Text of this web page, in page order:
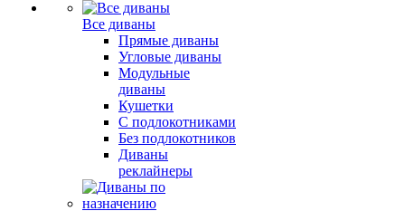
Все диваны
Прямые диваны
Угловые диваны
Модульные
диваны
Кушетки
С подлокотниками
Без подлокотников
Диваны
реклайнеры